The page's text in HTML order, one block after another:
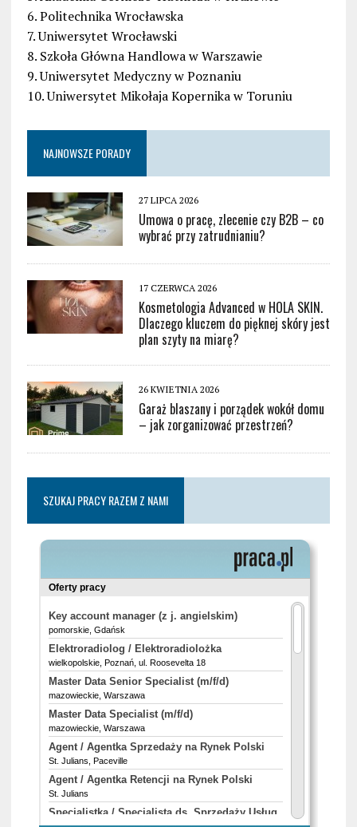
6. Politechnika Wrocławska
7. Uniwersytet Wrocławski
8. Szkoła Główna Handlowa w Warszawie
9. Uniwersytet Medyczny w Poznaniu
10. Uniwersytet Mikołaja Kopernika w Toruniu
NAJNOWSZE PORADY
27 LIPCA 2026
Umowa o pracę, zlecenie czy B2B – co
wybrać przy zatrudnianiu?
17 CZERWCA 2026
Kosmetologia Advanced w HOLA SKIN.
Dlaczego kluczem do pięknej skóry jest
plan szyty na miarę?
26 KWIETNIA 2026
Garaż blaszany i porządek wokół domu
– jak zorganizować przestrzeń?
SZUKAJ PRACY RAZEM Z NAMI